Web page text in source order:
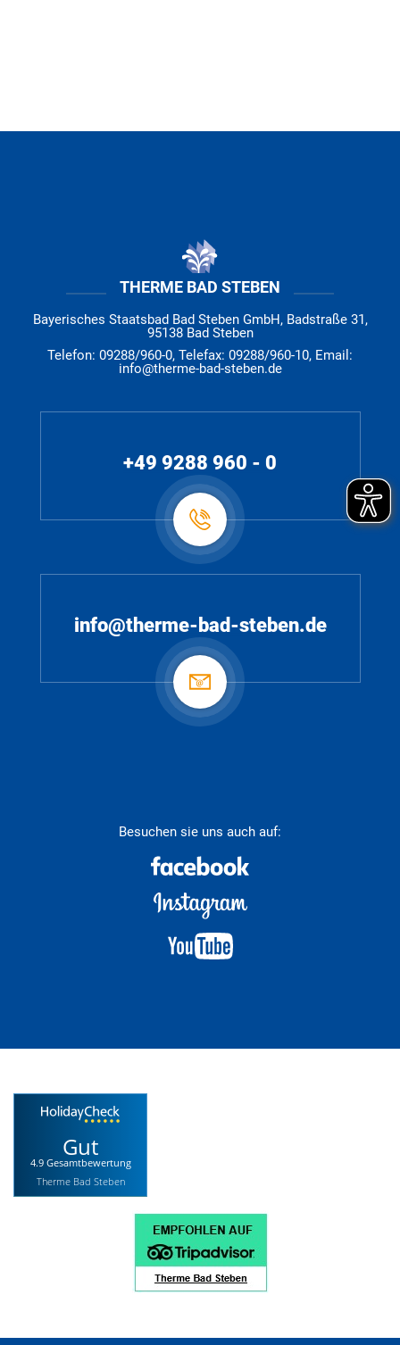
THERME BAD STEBEN
Bayerisches Staatsbad Bad Steben GmbH, Badstraße 31,
95138 Bad Steben
Telefon: 09288/960-0, Telefax: 09288/960-10, Email:
info@therme-bad-steben.de
+49 9288 960 - 0
info@therme-bad-steben.de
Besuchen sie uns auch auf:
Gut
4.9 Gesamtbewertung
Therme Bad Steben